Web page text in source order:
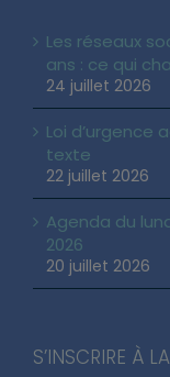
Les réseaux
ans : ce qui
24 juillet 2026
Loi d’urgence
texte
22 juillet 2026
Agenda du
2026
20 juillet 2026
S’INSCRIRE À